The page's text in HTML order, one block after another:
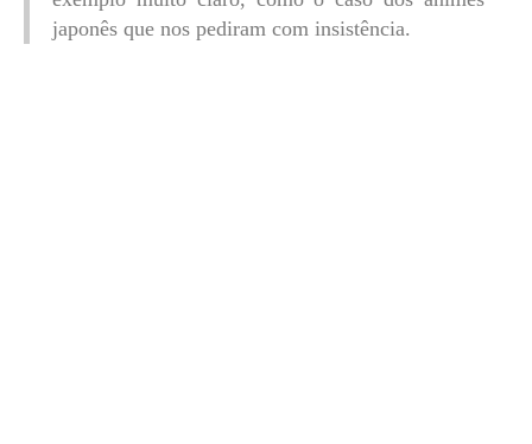
japonês que nos pediram com insistência.